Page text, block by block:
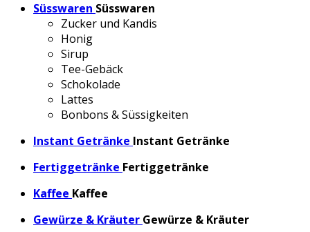
Süsswaren Süsswaren
Zucker und Kandis
Honig
Sirup
Tee-Gebäck
Schokolade
Lattes
Bonbons & Süssigkeiten
Instant Getränke Instant Getränke
Fertiggetränke Fertiggetränke
Kaffee Kaffee
Gewürze & Kräuter Gewürze & Kräuter